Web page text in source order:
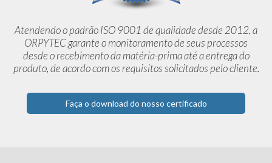
Atendendo o padrão ISO 9001 de qualidade desde 2012,a
ORPYTEC garante o monitoramento de seus processos
desde orecebimento da matéria-prima até a entrega do
produto, de acordocom os requisitos solicitados pelo cliente.
Faça o download do nosso certificado